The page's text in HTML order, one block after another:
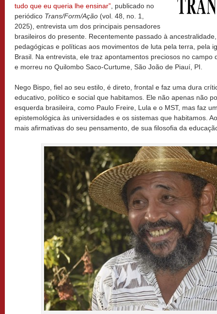
tudo que eu queria lhe ensinar” , publicado no
periódico Trans/Form/Ação (vol. 48, no. 1,
2025), entrevista um dos principais pensadores
brasileiros do presente. Recentemente passado à
pedagógicas e políticas aos movimentos de luta pela terra, pela
Brasil. Na entrevista, ele traz apontamentos preciosos no campo
e morreu no Quilombo Saco-Curtume, São João de Piauí, PI.
Nego Bispo, fiel ao seu estilo, é direto, frontal e faz uma dura
educativo, político e social que habitamos. Ele não apenas não
esquerda brasileira, como Paulo Freire, Lula e o MST, mas faz
epistemológica às universidades e os sistemas que habitamos.
mais afirmativas do seu pensamento, de sua filosofia da